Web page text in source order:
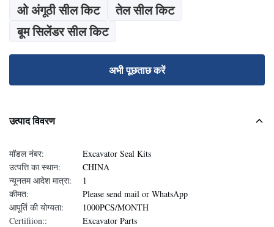
ओ अंगूठी सील किट
तेल सील किट
बूम सिलेंडर सील किट
अभी पूछताछ करें
उत्पाद विवरण
मॉडल नंबर:
Excavator Seal Kits
उत्पत्ति का स्थान:
CHINA
न्यूनतम आदेश मात्रा:
1
कीमत:
Please send mail or WhatsApp
आपूर्ति की योग्यता:
1000PCS/MONTH
Certifiion::
Excavator Parts